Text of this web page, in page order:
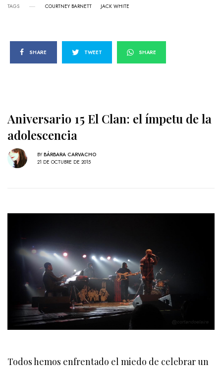
TAGS COURTNEY BARNETT JACK WHITE
SHARE TWEET SHARE
Aniversario 15 El Clan: el ímpetu de la
adolescencia
BY BÁRBARA CARVACHO
21 DE OCTUBRE DE 2015
Todos hemos enfrentado el miedo de celebrar un